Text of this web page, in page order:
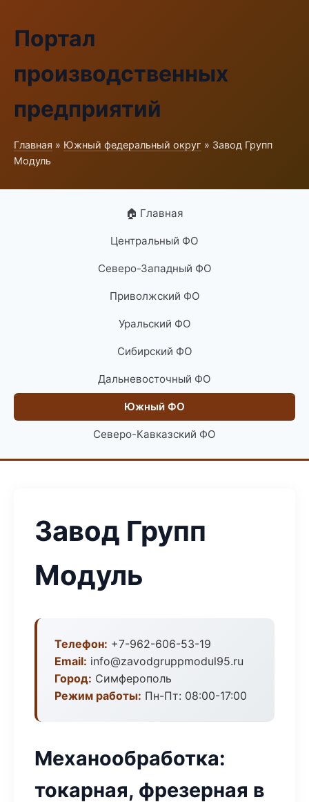
Портал
производственных
предприятий
Главная » Южный федеральный округ » Завод Групп
Модуль
🏠 Главная
Центральный ФО
Северо-Западный ФО
Приволжский ФО
Уральский ФО
Сибирский ФО
Дальневосточный ФО
Южный ФО
Северо-Кавказский ФО
Завод Групп
Модуль
Телефон: +7-962-606-53-19
Email: info@zavodgruppmodul95.ru
Город: Симферополь
Режим работы: Пн-Пт: 08:00-17:00
Механообработка:
токарная, фрезерная в